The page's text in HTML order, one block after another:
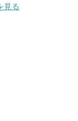
見る